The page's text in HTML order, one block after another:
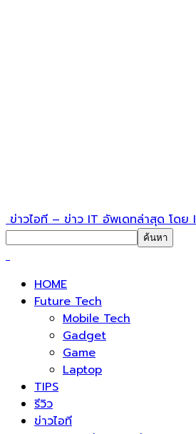
ข่าวไอที – ข่าว IT อัพเดทล่าสุด โดย
HOME
Future Tech
Mobile Tech
Gadget
Game
Laptop
TIPS
รีวิว
ข่าวไอที